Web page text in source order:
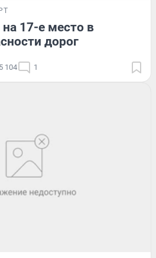
17-е место в
дорог
5 104 1